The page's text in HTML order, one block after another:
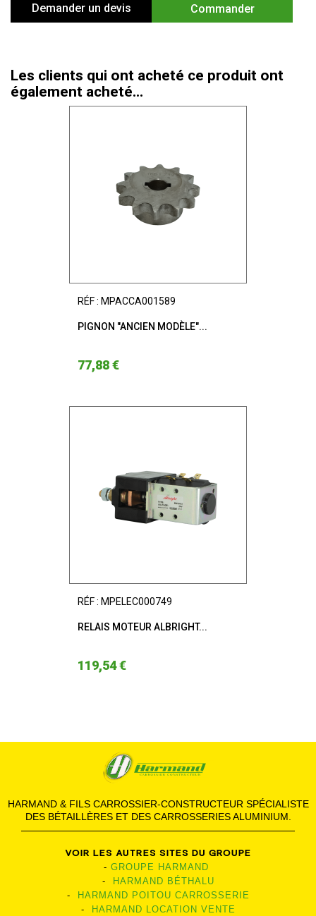
Demander un devis Commander
Les clients qui ont acheté ce produit ont
également acheté...
RÉF : MPACCA001589
PIGNON "ANCIEN MODÈLE"...
77,88 €
RÉF : MPELEC000749
RELAIS MOTEUR ALBRIGHT...
119,54 €
HARMAND & FILS CARROSSIER-CONSTRUCTEUR SPÉCIALISTE
DES BÉTAILLÈRES ET DES CARROSSERIES ALUMINIUM.
VOIR LES AUTRES SITES DU GROUPE
- GROUPE HARMAND
-
HARMAND BÉTHALU
-
HARMAND POITOU CARROSSERIE
-
HARMAND LOCATION VENTE